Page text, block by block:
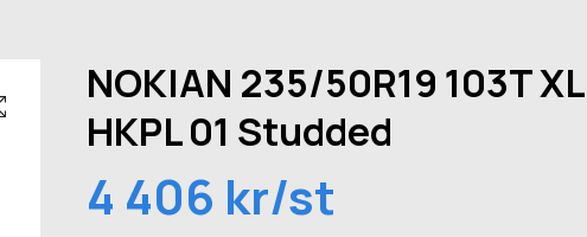
NOKIAN 235/50R19 103T XL
HKPL 01 Studded
4 406 kr/st